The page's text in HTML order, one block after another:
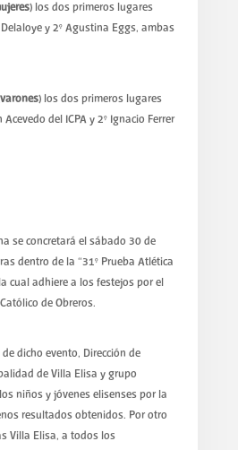
los dos primeros lugares
y 2° Agustina Eggs, ambas
los dos primeros lugares
del ICPA y 2° Ignacio Ferrer
se concretará el sábado 30 de
dentro de la “31° Prueba Atlética
cual adhiere a los festejos por el
de Obreros.
dicho evento, Dirección de
de Villa Elisa y grupo
niños y jóvenes elisenses por la
resultados obtenidos. Por otro
Villa Elisa, a todos los